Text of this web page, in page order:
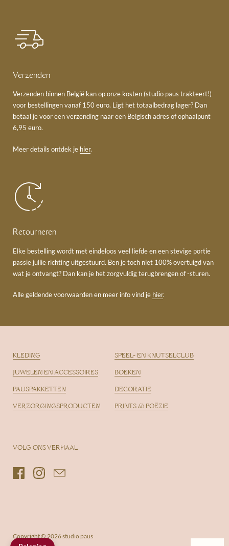
Verzenden
Verzenden binnen België kan op onze kosten (studio paus trakteert!)
voor bestellingen vanaf 150 euro. Ligt het totaalbedrag lager? Dan
betaal je voor een verzending naar een Belgisch adres of ophaalpunt
6,95 euro.
Meer details ontdek je hier.
Retourneren
Elke bestelling wordt met eindeloos veel liefde en een stevige portie
passie jullie richting uitgestuurd. Ben je toch niet 100% overtuigd van
wat je ontvangt? Dan kan je het zorgvuldig terugbrengen of -sturen.
Alle geldende voorwaarden en meer info vind je hier.
KLEDING
JUWELEN EN ACCESSOIRES
PAUSPAKKETTEN
VERZORGINGSPRODUCTEN
SPEEL- EN KNUTSELCLUB
BOEKEN
DECORATIE
PRINTS & POËZIE
VOLG ONS VERHAAL
FacebookInstagramEmail
Copyright © 2026studio paus